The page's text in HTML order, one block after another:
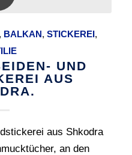
, BALKAN, STICKEREI,
UND
AUS
aus Shkodra
an den